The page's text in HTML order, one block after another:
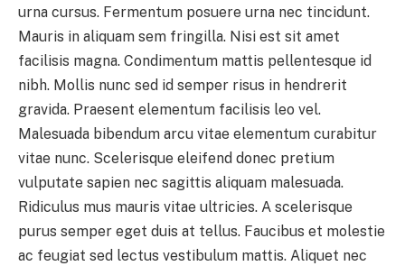
urna cursus. Fermentum posuere urna nec tincidunt.
Mauris in aliquam sem fringilla. Nisi est sit amet
facilisis magna. Condimentum mattis pellentesque id
nibh. Mollis nunc sed id semper risus in hendrerit
gravida. Praesent elementum facilisis leo vel.
Malesuada bibendum arcu vitae elementum curabitur
vitae nunc. Scelerisque eleifend donec pretium
vulputate sapien nec sagittis aliquam malesuada.
Ridiculus mus mauris vitae ultricies. A scelerisque
purus semper eget duis at tellus. Faucibus et molestie
ac feugiat sed lectus vestibulum mattis. Aliquet nec